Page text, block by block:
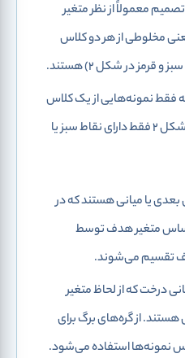
معمولاً از نظر متغیر
مخلوطی از هر دو کلاس
فقط نمونه‌هایی از یک کلاس
دارند. مانند زیرگروه‌هایی که در شکل 2 فقط دارای نقاط سبز یا
یا میانی هستند که در
متغیر هدف توسط
تقسیم می‌شوند.
درخت که از لحاظ متغیر
از گره‌های برگ برای
نمونه‌ها استفاده می‌شود.